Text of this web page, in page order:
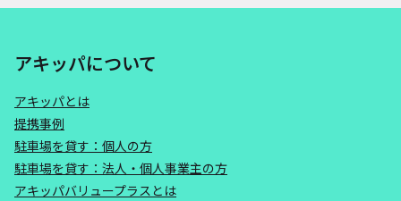
アキッパについて
アキッパとは
提携事例
駐車場を貸す：個人の方
駐車場を貸す：法人・個人事業主の方
アキッパバリュープラスとは